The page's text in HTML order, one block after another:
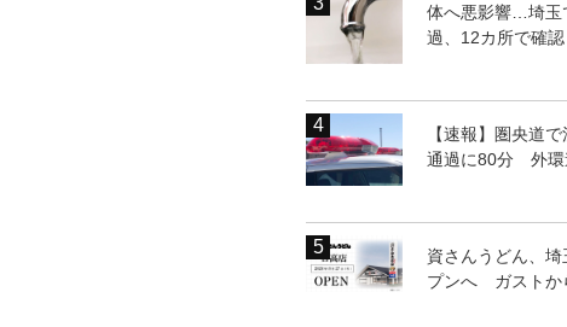
秩父市影森周辺の地図（国土地理院HPより）
パトカーのイメ
体へ悪影響…埼玉
過、12カ所で確
【速報】圏央道で
通過に80分 外環
資さんうどん、
プンへ ガストか